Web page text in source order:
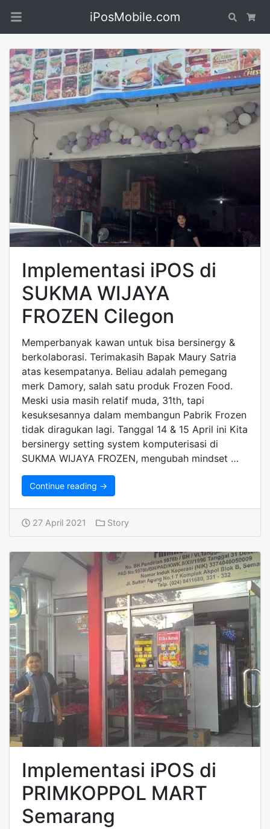
iPosMobile.com Search
Implementasi iPOS di
SUKMA WIJAYA
FROZEN Cilegon
Memperbanyak kawan untuk bisa bersinergy &
berkolaborasi. Terimakasih Bapak Maury Satria
atas kesempatanya. Beliau adalah pemegang
merk Damory, salah satu produk Frozen Food.
Meski usia masih relatif muda, 31th, tapi
kesuksesannya dalam membangun Pabrik Frozen
tidak diragukan lagi. Tanggal 14 & 15 April ini Kita
bersinergy setting system komputerisasi di
SUKMA WIJAYA FROZEN, mengubah mindset …
Continue reading →
27 April 2021 Story
Implementasi iPOS di
PRIMKOPPOL MART
Semarang